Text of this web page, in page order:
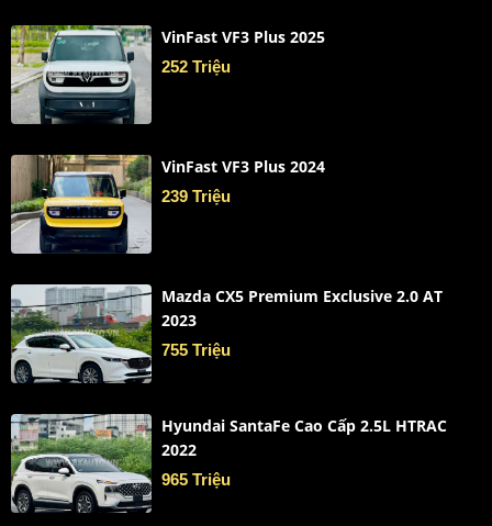
VinFast VF3 Plus 2025
252 Triệu
VinFast VF3 Plus 2024
239 Triệu
Mazda CX5 Premium Exclusive 2.0 AT
2023
755 Triệu
Hyundai SantaFe Cao Cấp 2.5L HTRAC
2022
965 Triệu